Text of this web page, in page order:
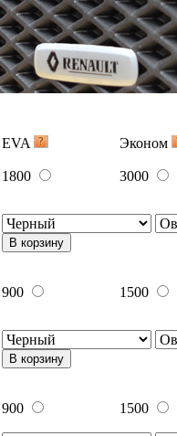
EVA
Эконом
1800
3000
В корзину
900
1500
В корзину
900 1500